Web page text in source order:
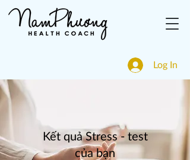
Log In
Kết quả Stress - test
của bạn